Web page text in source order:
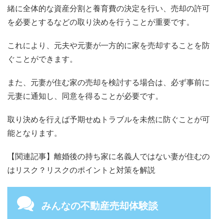
緒に全体的な資産分割と養育費の決定を行い、売却の許可
を必要とするなどの取り決めを行うことが重要です。
これにより、元夫や元妻が一方的に家を売却することを防
ぐことができます。
また、元妻が住む家の売却を検討する場合は、必ず事前に
元妻に通知し、同意を得ることが必要です。
取り決めを行えば予期せぬトラブルを未然に防ぐことが可
能となります。
【関連記事】離婚後の持ち家に名義人ではない妻が住むの
はリスク？リスクのポイントと対策を解説
みんなの不動産売却体験談